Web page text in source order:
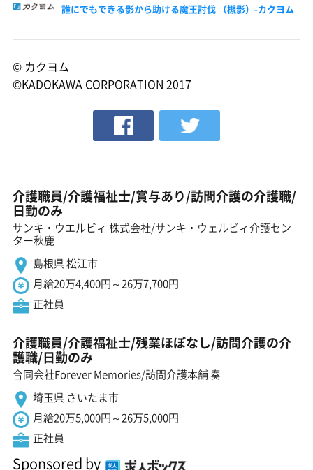
誰にでもできる影から助ける魔王討伐 （槻影）-カクヨム
© カクヨム
©KADOKAWA CORPORATION 2017
介護職員/介護福祉士/賞与あり/訪問介護の介護職/
日勤のみ
サンキ・ウエルビィ 株式会社/サンキ・ウェルビィ介護セン
ター秋鹿
島根県 松江市
月給20万4,400円～26万7,700円
正社員
介護職員/介護福祉士/残業ほぼなし/訪問介護の介
護職/日勤のみ
合同会社Forever Memories/訪問介護本舗 奏
埼玉県 さいたま市
月給20万5,000円～26万5,000円
正社員
Sponsored by